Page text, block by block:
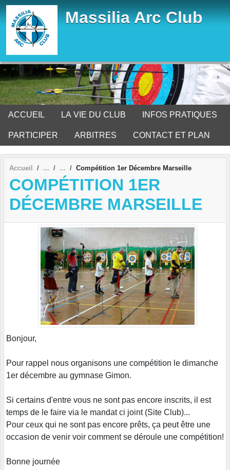
Massilia Arc Club
ACCUEIL LA VIE DU CLUB INFOS PRATIQUES
PARTICIPER ARBITRES CONTACT ET PLAN
Accueil Compétition 1er Décembre Marseille
COMPÉTITION 1ER
DÉCEMBRE MARSEILLE
Bonjour,
Pour rappel nous organisons une compétition le dimanche
1er décembre au gymnase Gimon.
Si certains d'entre vous ne sont pas encore inscrits, il est
temps de le faire via le mandat ci joint (Site Club)...
Pour ceux qui ne sont pas encore prêts, ça peut être une
occasion de venir voir comment se déroule une compétition!
Bonne journée
Panneau de gestion des cookies